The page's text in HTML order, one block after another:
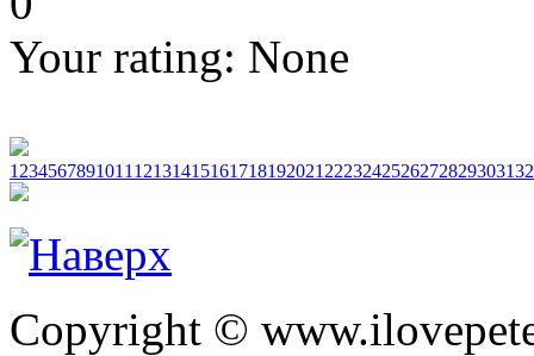
Your rating: None
1 234567891011 12131415161718192021 2223242526272829303132
Copyright ©